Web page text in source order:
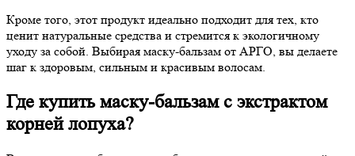
Кроме того, этот продукт идеально подходит для тех, кто
ценит натуральные средства и стремится к экологичному
уходу за собой. Выбирая маску-бальзам от АРГО, вы делаете
шаг к здоровым, сильным и красивым волосам.
Где купить маску-бальзам с экстрактом
корней лопуха?